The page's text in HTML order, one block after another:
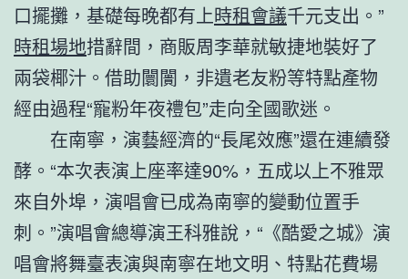
口擺攤，基礎每晚都有上時租會議千元支出。”
時租場地措辭間，商販周李華就敏捷地裝好了
兩袋椰汁。借助闤闠，非遺老友粉等特點產物
經由過程“寵粉年夜禮包”走向全國歌迷。
在南寧，演藝經濟的“長尾效應”還在連續發
酵。“本次表演上座率達90%，五成以上不雅眾
來自外埠，演唱會已成為南寧的變動位置手
刺。”演唱會總導演王科雅說，“《酷愛之城》演
唱會將舞臺表演與南寧在地文明、特點花費場